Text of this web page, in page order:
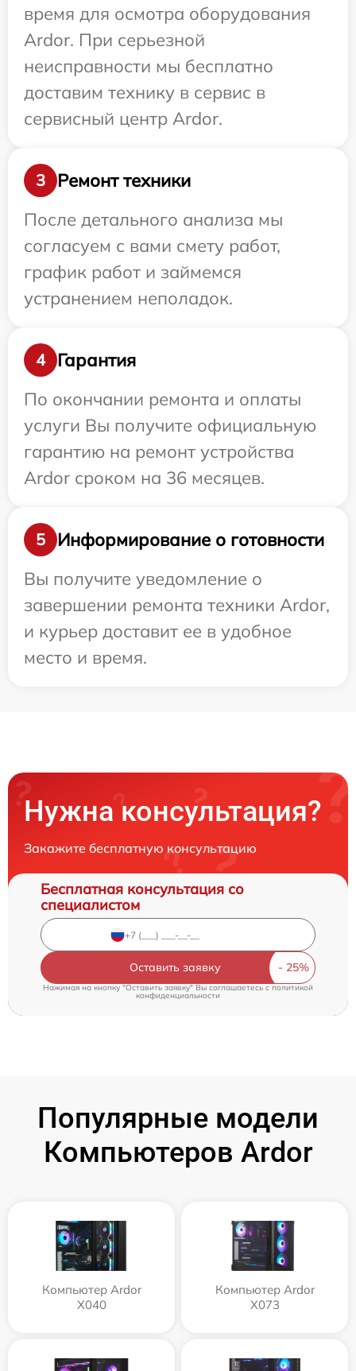
время для осмотра оборудования
Ardor. При серьезной
неисправности мы бесплатно
доставим технику в сервис в
сервисный центр Ardor.
3
Ремонт техники
После детального анализа мы
согласуем с вами смету работ,
график работ и займемся
устранением неполадок.
4
Гарантия
По окончании ремонта и оплаты
услуги Вы получите официальную
гарантию на ремонт устройства
Ardor сроком на 36 месяцев.
5
Информирование о готовности
Вы получите уведомление о
завершении ремонта техники Ardor,
и курьер доставит ее в удобное
место и время.
Нужна консультация?
Закажите бесплатную консультацию
Бесплатная консультация со
специалистом
Оставить заявку
Нажимая на кнопку "Оставить заявку" Вы соглашаетесь cполитикой
конфиденциальности
Популярные модели
Компьютеров Ardor
Компьютер Ardor
X040
Компьютер Ardor
X073